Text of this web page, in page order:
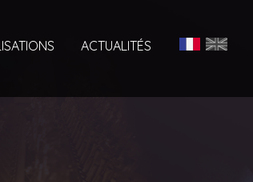
ACTUALITÉS